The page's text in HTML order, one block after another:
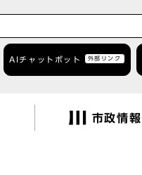
AIチャットボット 外部リンク
市政情報